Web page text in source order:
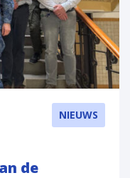
NIEUWS
de